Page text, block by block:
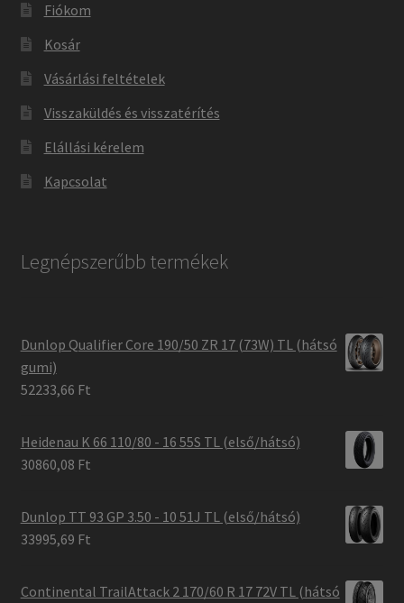
Fiókom
Kosár
Vásárlási feltételek
Visszaküldés és visszatérítés
Elállási kérelem
Kapcsolat
Legnépszerűbb termékek
Dunlop Qualifier Core 190/50 ZR 17 (73W) TL (hátsó
gumi)
52233,66 Ft
Heidenau K 66 110/80 - 16 55S TL (első/hátsó)
30860,08 Ft
Dunlop TT 93 GP 3.50 - 10 51J TL (első/hátsó)
33995,69 Ft
Continental TrailAttack 2 170/60 R 17 72V TL (hátsó